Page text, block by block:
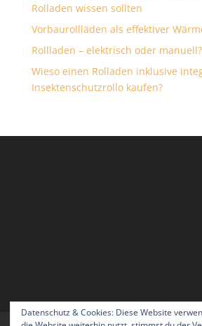
Rolladen wissen sollten
Vorbaurollläden als effektiver
Rollladen – elektrisch oder manuell?
Wieso einen Rolladen inklusive
Insektenschutzrollo kaufen?
Datenschutz & Cookies: Diese Website